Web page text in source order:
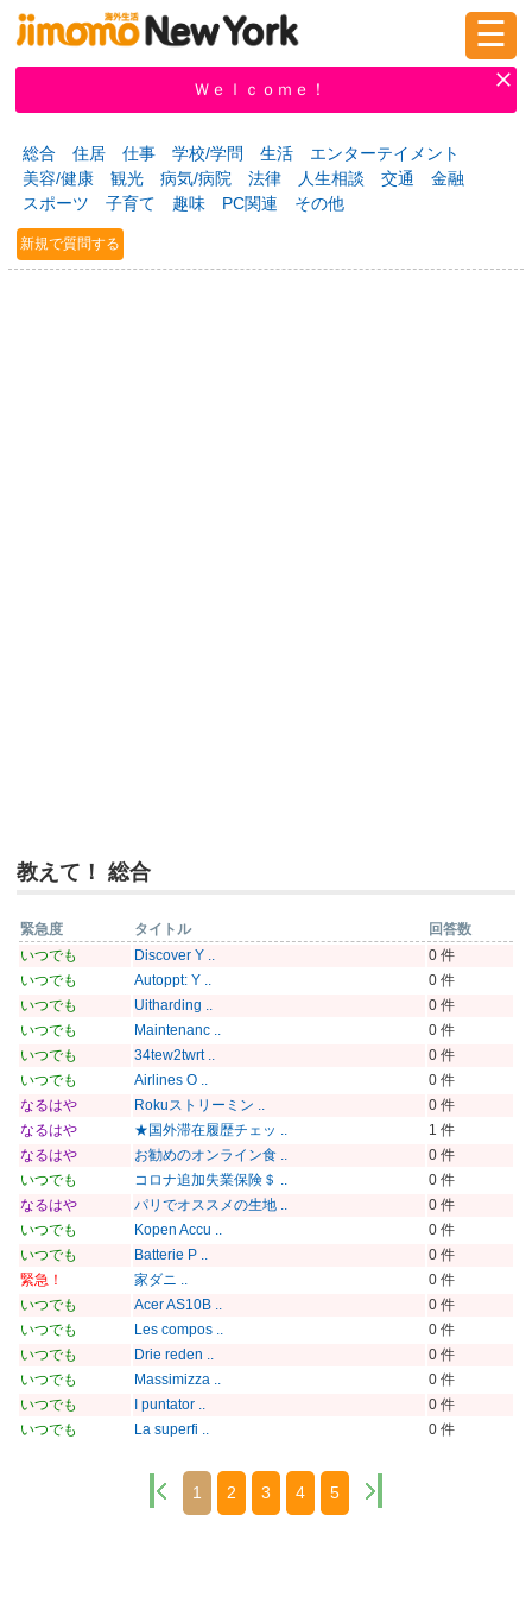
新規登録
掲示板 タウン情報 教えて！
☰
Ｗｅｌｃｏｍｅ！
総合 住居 仕事 学校/学問 生活
エンターテイメント
美容/健康
観光 病気/病院 法律 人生相談 交通
金融
スポーツ
子育て 趣味 PC関連 その他
新規で質問する
教えて！ 総合
緊急度 タイトル
回答数
いつでも
Discover Y ..
0 件
いつでも
Autoppt: Y ..
0 件
いつでも
Uitharding ..
0 件
いつでも
Maintenanc ..
0 件
いつでも
34tew2twrt ..
0 件
いつでも
Airlines O ..
0 件
なるはや
Rokuストリーミン ..
0 件
なるはや
★国外滞在履歴チェッ ..
1 件
なるはや
お勧めのオンライン食 ..
0 件
いつでも
コロナ追加失業保険＄ ..
0 件
なるはや
パリでオススメの生地 ..
0 件
いつでも
Kopen Accu ..
0 件
いつでも
Batterie P ..
0 件
緊急！
家ダニ ..
0 件
いつでも
Acer AS10B ..
0 件
いつでも
Les compos ..
0 件
いつでも
Drie reden ..
0 件
いつでも
Massimizza ..
0 件
いつでも
I puntator ..
0 件
いつでも
La superfi .. 0 件
1 2 3 4 5